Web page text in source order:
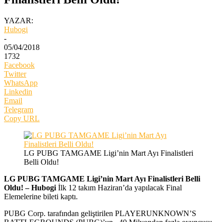
YAZAR:
Hubogi
-
05/04/2018
1732
Facebook
Twitter
WhatsApp
Linkedin
Email
Telegram
Copy URL
LG PUBG TAMGAME Ligi’nin Mart Ayı Finalistleri
Belli Oldu!
LG PUBG TAMGAME Ligi’nin Mart Ayı Finalistleri Belli
Oldu! – Hubogi İlk 12 takım Haziran’da yapılacak Final
Elemelerine bileti kaptı.
PUBG Corp. tarafından geliştirilen PLAYERUNKNOWN’S